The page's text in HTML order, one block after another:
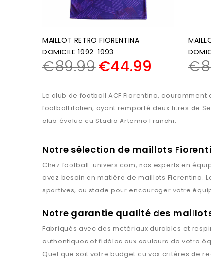
MAILLOT RETRO FIORENTINA
DOMICILE 1992-1993
€89.99€44.99 €
Le club de football ACF Fiorentina,
football italien, ayant remporté deux titres de
club évolue au Stadio Artemio Franchi.
Notre sélection de maillots
Chez football-univers.com, nos experts en
avez besoin en matière de maillots Fiorentina.
sportives, au stade pour encourager votre
Notre garantie qualité des
Fabriqués avec des matériaux durables et
authentiques et fidèles aux couleurs de votre
Quel que soit votre budget ou vos critères de